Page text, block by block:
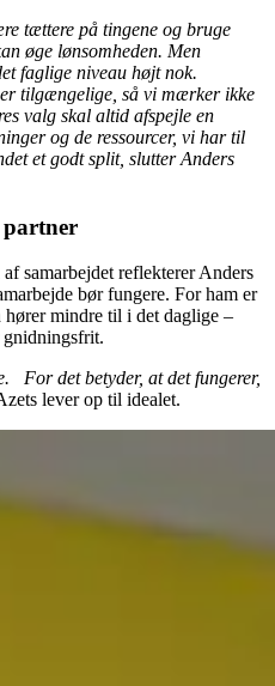
tættere på tingene og bruge
øge lønsomheden. Men
faglige niveau højt nok.
tilgængelige, så vi mærker ikke
valg skal altid afspejle en
og de ressourcer, vi har til
et godt split, slutter Anders
samarbejdet reflekterer Anders
bør fungere. For ham er
hører mindre til i det daglige –
gnidningsfrit.
For det betyder, at det fungerer,
lever op til idealet.